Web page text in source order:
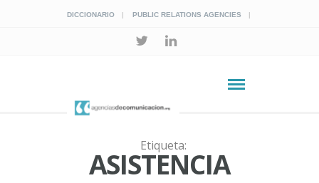
DICCIONARIO PUBLIC RELATIONS AGENCIES
Etiqueta:
ASISTENCIA